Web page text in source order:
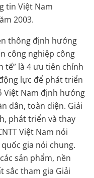
tin Việt Nam
2003.
thông định hướng
công nghiệp công
tế” là 4 ưu tiên chính
lực để phát triển
Việt Nam định hướng
dân, toàn diện. Giải
phát triển và thay
Việt Nam nói
gia nói chung.
sản phẩm, nền
sắc tham gia Giải